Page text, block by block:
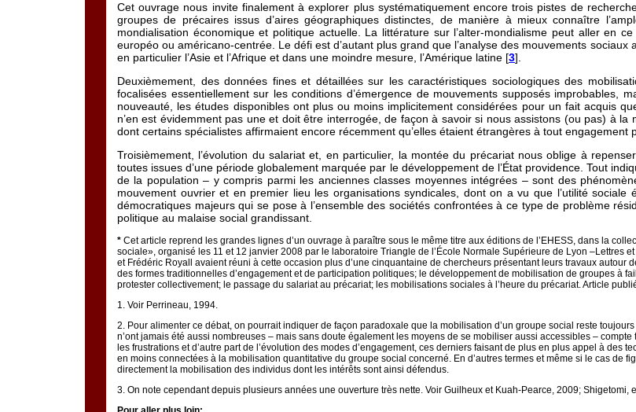
Cet ouvrage nous invite finalement à explorer plus systématiquement encore trois pistes de
groupes de précaires issus d’aires géographiques distinctes, de manière à mieux connaître
mondialisation économique et politique actuelle. La littérature sur l’alter-mondialisme peut aller en
européo ou américano-centrée. Le défi est d’autant plus grand que l’analyse des mouvements
en particulier l’Asie et l’Afrique et dans une moindre mesure, l’Amérique latine [3].
Deuxièmement, des données fines et détaillées sur les caractéristiques sociologiques des
focalisées essentiellement sur les conditions d’émergence de mouvements supposés improbables,
nouveauté, les études disponibles ont plus ou moins implicitement considérées pour un fait acquis
n’en est évidemment pas une et doit être interrogée, de façon à savoir si nous assistons (ou pas) à
dont certains spécialistes affirmaient encore récemment qu’elles étaient étrangères à tout engagement
Troisièmement, l’évolution du salariat et, en particulier, la montée du précariat nous oblige à
toutes issues d’une période globalement marquée par le développement de l’État providence. Tout
de la population – y compris parmi les anciennes classes moyennes intégrées – sont des
mouvement ouvrier et en premier lieu les organisations syndicales, dont on a vu que l’utilité
démocratiques majeurs qui se pose à l’ensemble des sociétés confrontées à ce type de problème
politique au malaise social grandissant.
* Cet article reprend les grandes lignes d’un ouvrage à paraître sous le même titre aux éditions de l’EHESS, dans la
sociale», organisé les 11 et 12 janvier 2008 par le laboratoire Triangle de l’École Normale Supérieure de Lyon –Lettres
et Frédéric Royall avaient réuni à cette occasion plus d’une cinquantaine de chercheurs présentant leurs travaux
des formes traditionnelles d’engagement et de participation politiques; le développement de mobilisation de groupes à
protester collectivement; le passage du salariat au précariat; les mobilisations sociales à l’heure du précariat. Article
1. Voir Perrineau, 1994.
2. Pour alimenter ce débat, on pourrait indiquer de façon paradoxale que la mobilisation d’un groupe social reste
n’ont jamais été aussi nombreuses – mais sans doute également les moyens de se mobiliser aussi accessibles –
les frustrations et d’autre part de l’évolution des modes d’engagement, ces derniers faisant de plus en plus appel à
en moins connectées à la mobilisation quantitative du groupe social concerné. En d’autres termes et même si le cas de
directement la mobilisation des individus dont les intérêts sont ainsi défendus.
3. On note cependant depuis plusieurs années une ouverture très nette. Voir Guilheux et Kuah-Pearce, 2009; Shigetomi,